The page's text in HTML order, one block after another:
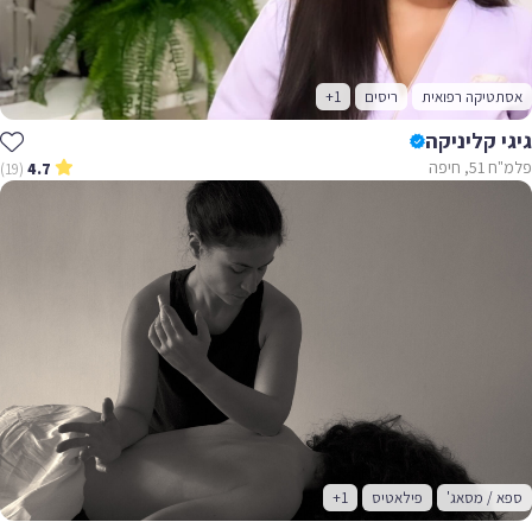
אסתטיקה רפואית ריסים +1
גיגי קליניקה
פלמ"ח 51, חיפה 4.7
(19)
ספא / מסאג' פילאטיס +1